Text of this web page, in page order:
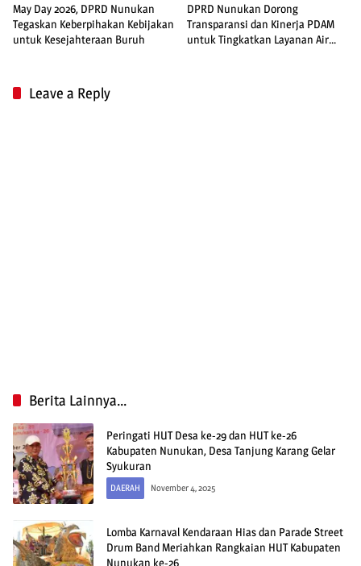
May Day 2026, DPRD Nunukan
Tegaskan Keberpihakan Kebijakan
untuk Kesejahteraan Buruh
DPRD Nunukan Dorong
Transparansi dan Kinerja PDAM
untuk Tingkatkan Layanan Air
Leave a Reply
Berita Lainnya...
Peringati HUT Desa ke-29 dan HUT ke-26
Kabupaten Nunukan, Desa Tanjung Karang Gelar
Syukuran
DAERAH November 4, 2025
Lomba Karnaval Kendaraan Hias dan Parade Street
Drum Band Meriahkan Rangkaian HUT Kabupaten
Nunukan ke-26